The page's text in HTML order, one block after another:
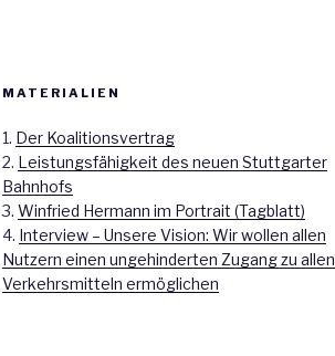
MATERIALIEN
1. Der Koalitionsvertrag
2. Leistungsfähigkeit des neuen Stuttgarter
Bahnhofs
3. Winfried Hermann im Portrait (Tagblatt)
4. Interview – Unsere Vision: Wir wollen allen
Nutzern einen ungehinderten Zugang zu allen
Verkehrsmitteln ermöglichen